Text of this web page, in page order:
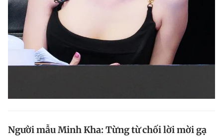
Người mẫu Minh Kha: Từng từ chối lời mời gạ